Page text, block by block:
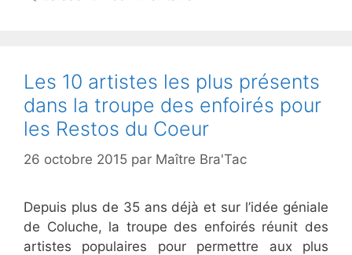
Les 10 artistes les plus présents
dans la troupe des enfoirés pour
les Restos du Coeur
26 octobre 2015 par Maître Bra'Tac
Depuis plus de 35 ans déjà et sur l’idée géniale
de Coluche, la troupe des enfoirés réunit des
artistes populaires pour permettre aux plus